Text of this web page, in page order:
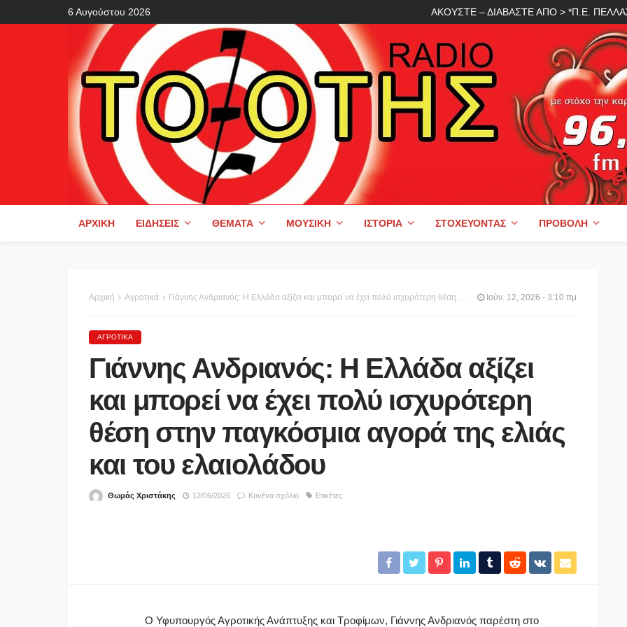
6 Αυγούστου 2026 ΑΚΟΥΣΤΕ – ΔΙΑΒΑΣΤΕ ΑΠΟ > *Π.Ε.
ΑΡΧΙΚΉ ΕΙΔΉΣΕΙΣ ΘΈΜΑΤΑ ΜΟΥΣΙΚΉ ΙΣΤΟΡΊΑ ΣΤΟΧΕΎΟΝΤΑΣ ΠΡΟΒΟΛΉ
Αρχική Αγροτικά Γιάννης Ανδριανός: Η Ελλάδα αξίζει και μπορεί να έχει πολύ ισχυρότερη θέση στην παγκόσμια αγορά της ελιάς και του ελαιολάδου Ιούν. 12, 2026 - 3:10 πμ
ΑΓΡΟΤΙΚΆ
Γιάννης Ανδριανός: Η Ελλάδα αξίζει
και μπορεί να έχει πολύ ισχυρότερη
θέση στην παγκόσμια αγορά της ελιάς
και του ελαιολάδου
Θωμάς Χριστάκης 12/06/2026 Κανένα σχόλιο Ετικέτες
Ο Υφυπουργός Αγροτικής Ανάπτυξης και Τροφίμων, Γιάννης Ανδριανός παρέστη στο
ΠΟΛΙΤΙΚΉ
ύποπτος έως τώρα
06/08/2026